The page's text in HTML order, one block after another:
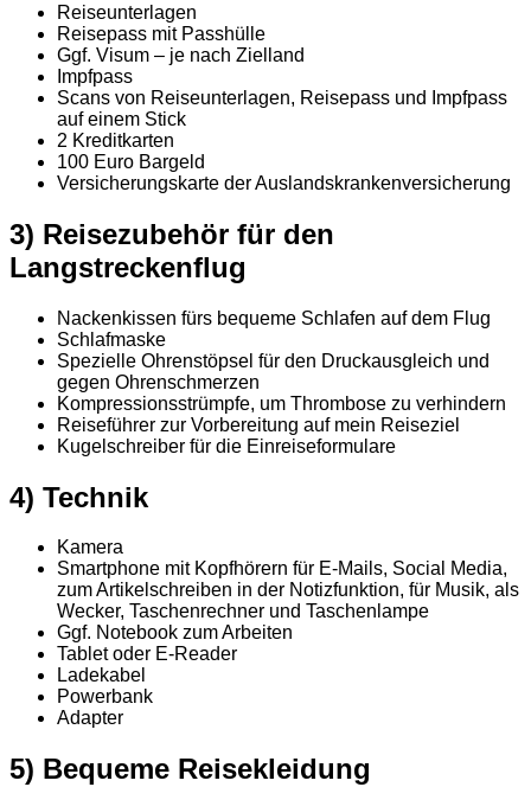
Reiseunterlagen
Reisepass mit Passhülle
Ggf. Visum – je nach Zielland
Impfpass
Scans von Reiseunterlagen, Reisepass und Impfpass
auf einem Stick
2 Kreditkarten
100 Euro Bargeld
Versicherungskarte der Auslandskrankenversicherung
3) Reisezubehör für den
Langstreckenflug
Nackenkissen fürs bequeme Schlafen auf dem Flug
Schlafmaske
Spezielle Ohrenstöpsel für den Druckausgleich und
gegen Ohrenschmerzen
Kompressionsstrümpfe, um Thrombose zu verhindern
Reiseführer zur Vorbereitung auf mein Reiseziel
Kugelschreiber für die Einreiseformulare
4) Technik
Kamera
Smartphone mit Kopfhörern für E-Mails, Social Media,
zum Artikelschreiben in der Notizfunktion, für Musik, als
Wecker, Taschenrechner und Taschenlampe
Ggf. Notebook zum Arbeiten
Tablet oder E-Reader
Ladekabel
Powerbank
Adapter
5) Bequeme Reisekleidung